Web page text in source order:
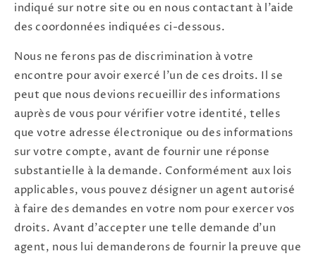
indiqué sur notre site ou en nous contactant à l'aide
des coordonnées indiquées ci-dessous.
Nous ne ferons pas de discrimination à votre
encontre pour avoir exercé l'un de ces droits. Il se
peut que nous devions recueillir des informations
auprès de vous pour vérifier votre identité, telles
que votre adresse électronique ou des informations
sur votre compte, avant de fournir une réponse
substantielle à la demande. Conformément aux lois
applicables, vous pouvez désigner un agent autorisé
à faire des demandes en votre nom pour exercer vos
droits. Avant d'accepter une telle demande d'un
agent, nous lui demanderons de fournir la preuve que